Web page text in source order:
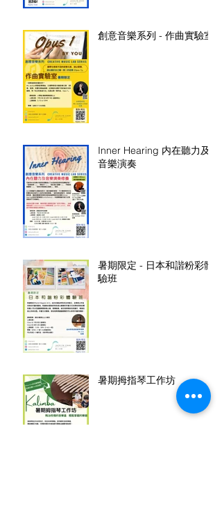
創意音樂系列 - 作曲實驗室
Inner Hearing 内在聽力及
音樂演奏
暑期限定 - 日本和諧粉彩體
驗班
暑期拇指琴工作坊